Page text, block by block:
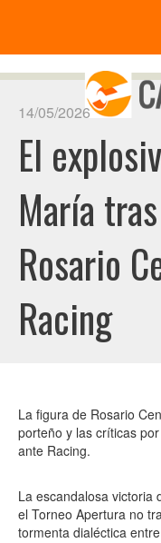
14/05/2026
El
María
Rosario
Racing
La figura de Rosario
porteño y las críticas
ante Racing.
La escandalosa victoria
el Torneo Apertura no
tormenta dialéctica